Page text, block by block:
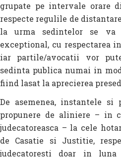
grupate pe intervale orare
respecte regulile de
la urma sedintelor se
exceptional, cu respectarea
iar partile/avocatii vor
sedinta publica numai in
fiind lasat la aprecierea
De asemenea, instantele
propunere de aliniere – in
judecatoreasca – la cele
de Casatie si Justitie,
judecatoresti doar in